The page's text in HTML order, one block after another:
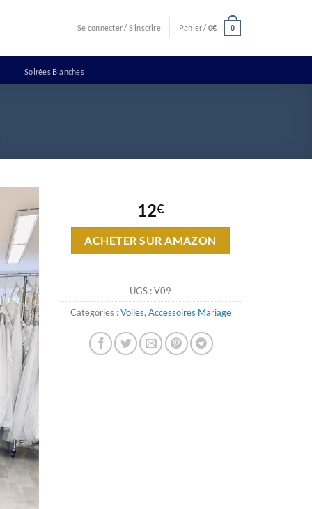
Se connecter / S’inscrire Panier / 0€ 0
Soirées Blanches
12€
ACHETER SUR AMAZON
UGS :V09
Catégories :Voiles, Accessoires Mariage